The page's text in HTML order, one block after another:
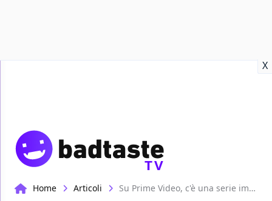
X
TV
Home Articoli Su Prime Video, c'è una serie imperdibile che trasforma The Mentalist in una buddy comedy brillante